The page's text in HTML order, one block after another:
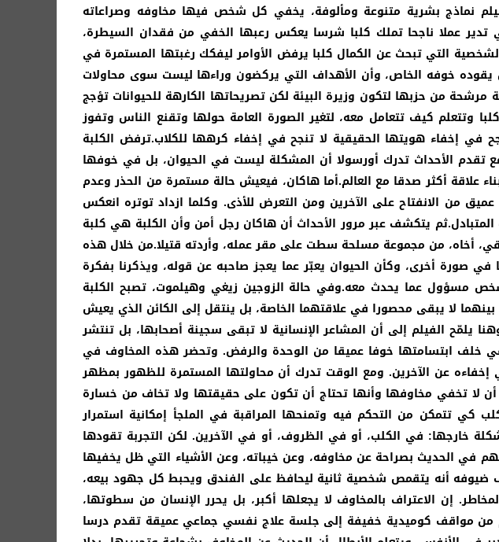
نماذج بشرية متنوعة ومألوفة، يخفي كل شخص فيها مخاوفه وصراعاته
تدير عملا ناجحا تملك كلبا شرسا يعكس رعبها الخفي من فقدان السيطرة،
التي تبحث عن الكمال كلبا يرفض الأوامر ليفكك رغبتها المستمرة في
خوفه الخاص، وأن الأهداف التي يركضون وراءها ليست سوى محاولات
من حزبها لتكون وزيرة البيئة لكن تصريحاتها الكارهة للحيوانات تؤجج
وتتعلم كيف تتعامل معه، لتغير الصورة العامة حولها وتقنع الناس وتفوز
إخفاء هويتها الحقيقية لا تنجح في إخفاء كرهها للكلاب.ترفض الكلبة
تقدم الأحداث تدرك أورسولا أن المشكلة ليست في الحيوان، بل في خوفها
علاقة أكثر صدقا مع العالم.أما هاكان، فيعيش حالة مستمرة من الحذر وعدم
من الانفتاح على الآخرين ومن التعرض للأذى. وكلما ازداد توتره انعكس
يتكشف عبر مرور الأحداث أن هاكان رجل أمن وأن الكلبة هي كلبة
أخاه، من مجموعة مسلحة سطت على مقر عمله، وأردته قتيلا.من خلال هذه
صورة أخرى، وكأن الحيوان يعبّر عما يعجز صاحبه عن قوله، ويذكرنا بفكرة
شخص مسؤول عما يحدث معه.وفي حالة الزوجين زيغي وهيلموت، تصبح الكلبة
لا يبقى محصورا في علاقتهما الخاصة، بل ينتقل إلى الكائن الذي يعيش
يلمّح الفيلم إلى أن المشاعر الإنسانية لا تبقى سجينة أصحابها، بل تنتشر
خلف ابتسامتها خوفا عميقا من الوحدة والرفض. وتحضر هذه المخاوف في
عن الآخرين. ومع الوقت تدرك أن محاولتها المستمرة للظهور بمظهر
لا تخفي مخاوفها وأنها تحتاج أن تكون على حقيقتها ولا تخاف من خسارة
كي تتمكن من التحكم فيه وتمنحها المراقبة في الملجأ إمكانية استمرار
خارجها: في الكلب، أو في الظروف، أو في الآخرين. لكن التجربة تقودها
في الحديث بصراحة عن مخاوفه، وعن خيباته، وعن الأشياء التي ظل يخفيها
ضيوفه أنه يتقمص شخصية ثانية ليحافظ على الفندق ويحبط كل جهود بيعه،
إن الاعتراف بالمخاوف لا يجعلها أكبر، بل يحرر الإنسان من سطوتها،
من مواقف كوميدية خفيفة إلى جلسة علاج نفسي جماعي عميقة تقدم درسا